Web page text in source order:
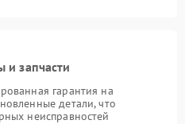
и запчасти
гарантия на
детали, что
неисправностей